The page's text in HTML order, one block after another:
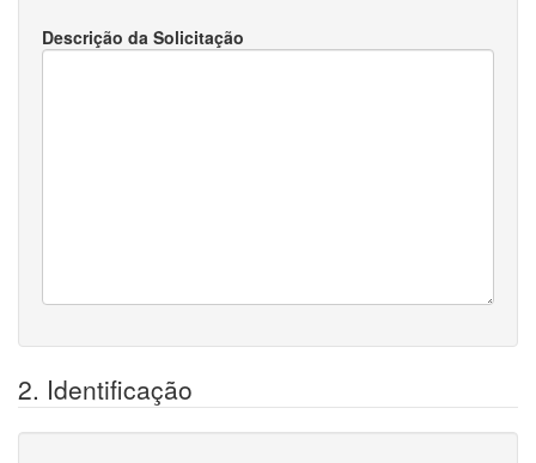
Descrição da Solicitação
2. Identificação